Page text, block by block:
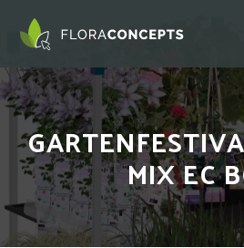
MIX EC